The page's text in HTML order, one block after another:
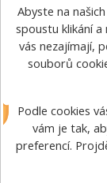
a
Práce ve
FIREMAN s
Abyste na
spoustu klikání a
vás nezajímají,
souborů
Podle cookies
vám je tak,
preferencí.